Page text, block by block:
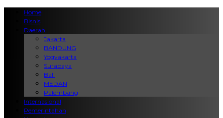
Home
Bisnis
Daerah
Jakarta
BANDUNG
Yogyakarta
Surabaya
Bali
MEDAN
Palembang
Internasional
Pemerintahan